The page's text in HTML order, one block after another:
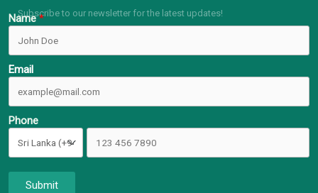
Subscribe to our newsletter for the latest updates!
Name
Email
Phone
Submit